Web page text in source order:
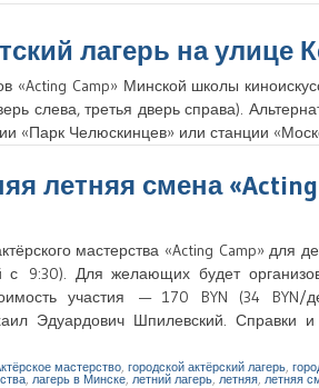
лагерь на улице
«Acting Camp» Минской школы
слева, третья дверь справа).
Челюскинцев» или станции
летняя смена «Acting
мастерства «Acting Camp» для
Для желающих будет
участия — 170 BYN (34 BYN/
Эдуардович Шпилевский. Справки и
мастерство городской актёрский лагерь
лагерь в Минске летний лагерь, летняя летняя